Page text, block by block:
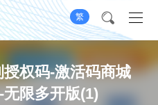
繁
权码-激活码商城
限多开版(1)